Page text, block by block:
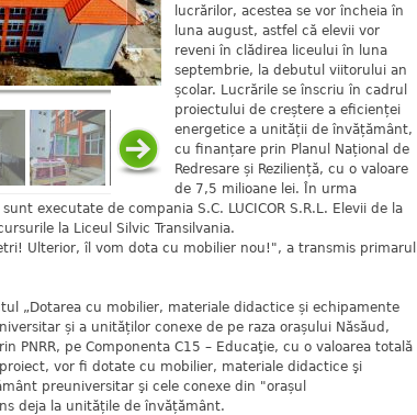
lucrărilor, acestea se vor încheia în
luna august, astfel că elevii vor
reveni în clădirea liceului în luna
septembrie, la debutul viitorului an
școlar. Lucrările se înscriu în cadrul
proiectului de creștere a eficienței
energetice a unității de învățământ,
cu finanțare prin Planul Național de
Redresare și Reziliență, cu o valoare
de 7,5 milioane lei. În urma
executate de compania S.C. LUCICOR S.R.L. Elevii de la
la Liceul Silvic Transilvania.
Ulterior, îl vom dota cu mobilier nou!", a transmis primarul
„Dotarea cu mobilier, materiale didactice și echipamente
și a unităților conexe de pe raza orașului Năsăud,
PNRR, pe Componenta C15 – Educaţie, cu o valoarea totală
vor fi dotate cu mobilier, materiale didactice şi
preuniversitar şi cele conexe din "orașul
deja la unitățile de învățământ.